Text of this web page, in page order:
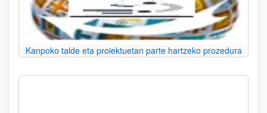
Kanpoko talde eta proiektuetan parte hartzeko prozedura